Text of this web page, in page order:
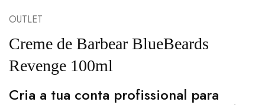
OUTLET
Creme de Barbear BlueBeards
Revenge 100ml
Cria a tua conta profissional para